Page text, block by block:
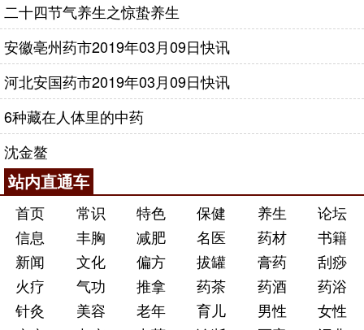
二十四节气养生之惊蛰养生
安徽亳州药市2019年03月09日快讯
河北安国药市2019年03月09日快讯
6种藏在人体里的中药
沈金鳌
站内直通车
首页 常识 特色 保健 养生
论坛
信息
丰胸 减肥 名医 药材
书籍
新闻
文化 偏方 拔罐 膏药
刮痧
火疗
气功 推拿 药茶 药酒
药浴
针灸
美容 老年 育儿 男性
女性